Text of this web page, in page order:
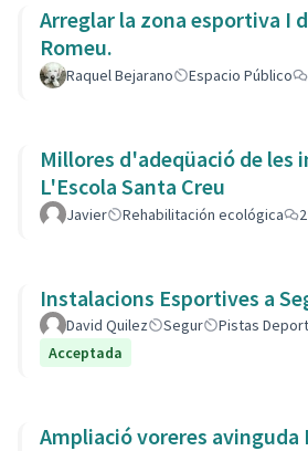
Arreglar la zona esportiva I
Romeu.
Raquel Bejarano Espacio Público
Millores d'adeqüació de les
L'Escola Santa Creu
Javier Rehabilitación ecológica 2
Instalacions Esportives a
David Quilez Segur Pistas
Acceptada
Ampliació voreres avinguda